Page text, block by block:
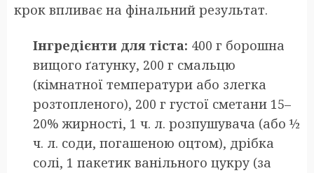
крок впливає на фінальний результат.
Інгредієнти для тіста: 400 г борошна
вищого ґатунку, 200 г смальцю
(кімнатної температури або злегка
розтопленого), 200 г густої сметани 15–
20% жирності, 1 ч. л. розпушувача (або ½
ч. л. соди, погашеною оцтом), дрібка
солі, 1 пакетик ванільного цукру (за